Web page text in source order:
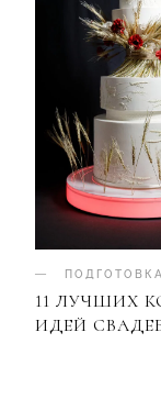
ПОДГОТОВКА
11 ЛУЧШИХ
ИДЕЙ